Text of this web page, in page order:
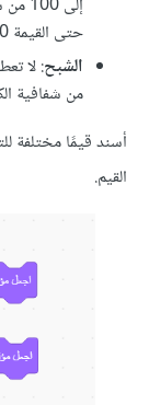
حتى القيمة 100- الكائن أكثر عتمةً.
من شفافية الكائن.
مختلفة